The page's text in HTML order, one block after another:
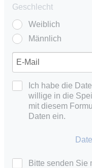
Geschlecht
Weiblich
Männlich
Ich habe die
willige in die
mit diesem
Daten ein.
Bitte senden Sie